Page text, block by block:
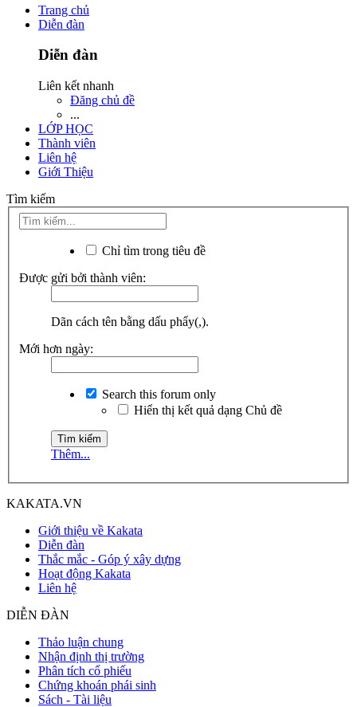
Trang chủ
Diễn đàn
Diễn đàn
Liên kết nhanh
Đăng chủ đề
...
LỚP HỌC
Thành viên
Liên hệ
Giới Thiệu
Tìm kiếm
Chỉ tìm trong tiêu đề
Được gửi bởi thành viên:
Dãn cách tên bằng dấu phẩy(,).
Mới hơn ngày:
Search this forum only
Hiển thị kết quả dạng Chủ đề
Thêm...
KAKATA.VN
Giới thiệu về Kakata
Diễn đàn
Thắc mắc - Góp ý xây dựng
Hoạt động Kakata
Liên hệ
DIỄN ĐÀN
Thảo luận chung
Nhận định thị trường
Phân tích cổ phiếu
Chứng khoán phái sinh
Sách - Tài liệu